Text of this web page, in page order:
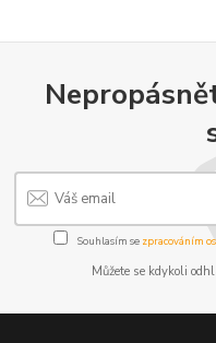
Souhlasím se zpracováním
Můžete se kdykoli